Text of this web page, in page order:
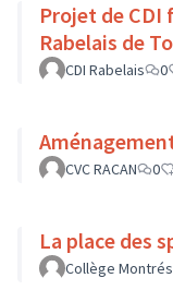
Projet de CDI
Rabelais de
CDI Rabelais 0
CVC RACAN 0
La place des
Collège